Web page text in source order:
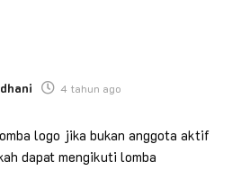
4 tahun ago
logo jika bukan anggota aktif
dapat mengikuti lomba